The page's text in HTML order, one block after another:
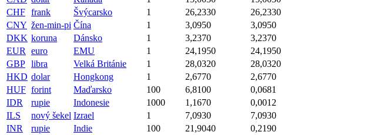
CHF frank Švýcarsko 1 26,2330
26,2330
CNY žen-min-pi Čína 1 3,0950
3,0950
DKK koruna Dánsko 1 3,2370
3,2370
EUR
euro EMU 1 24,1950
24,1950
GBP libra Velká Británie 1 28,0320
28,0320
HKD dolar Hongkong 1 2,6770
2,6770
HUF forint Maďarsko 100 6,8100
0,0681
IDR
rupie Indonesie 1000 1,1670
0,0012
ILS
nový šekel Izrael 1 7,0930
7,0930
INR
rupie Indie 100 21,9040
0,2190